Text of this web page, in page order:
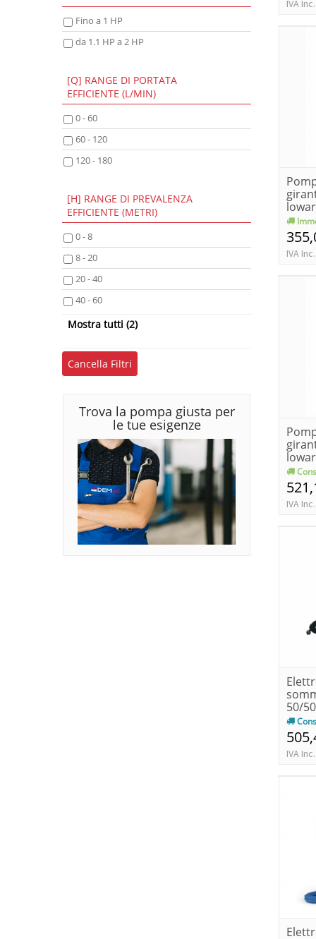
Fino a 1 HP
da 1.1 HP a 2 HP
[Q] RANGE DI PORTATA
EFFICIENTE (L/MIN)
0 - 60
60 - 120
120 - 180
[H] RANGE DI PREVALENZA
EFFICIENTE (METRI)
0 - 8
8 - 20
20 - 40
40 - 60
60 - 80
Mostra tutti (2)
Cancella Filtri
Trova la pompa giusta per
le tue esigenze
IVA Inc.
0....
IVA Inc.
1...
IVA Inc.
50/
IVA Inc.